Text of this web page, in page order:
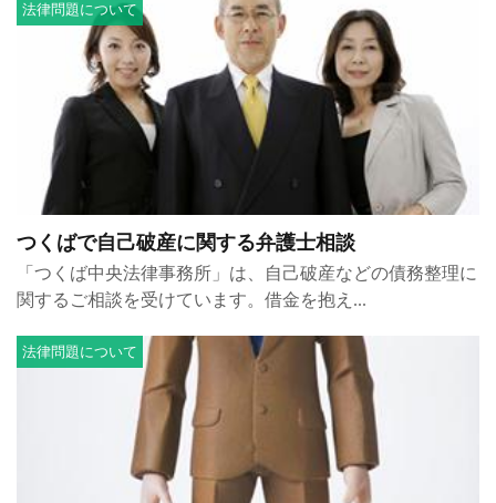
つくばで自己破産に関する弁護士相談
法律問題について
「つくば中央法律事務所」は、自己破産などの債務整理に
関するご相談を受けています。借金を抱え...
法律問題について